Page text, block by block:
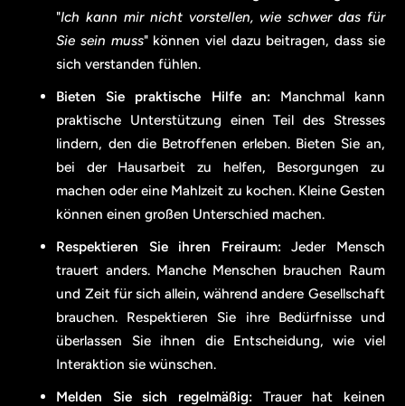
"Ich kann mir nicht vorstellen, wie schwer das für
Sie sein muss" können viel dazu beitragen, dass sie
sich verstanden fühlen.
Bieten Sie praktische Hilfe an:Manchmal kann
praktische Unterstützung einen Teil des Stresses
lindern, den die Betroffenen erleben. Bieten Sie an,
bei der Hausarbeit zu helfen, Besorgungen zu
machen oder eine Mahlzeit zu kochen. Kleine Gesten
können einen großen Unterschied machen.
Respektieren Sie ihren Freiraum:Jeder Mensch
trauert anders. Manche Menschen brauchen Raum
und Zeit für sich allein, während andere Gesellschaft
brauchen. Respektieren Sie ihre Bedürfnisse und
überlassen Sie ihnen die Entscheidung, wie viel
Interaktion sie wünschen.
Melden Sie sich regelmäßig: Trauer hat keinen